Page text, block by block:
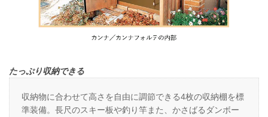
たっぷり収納できる
収納物に合わせて高さを自由に調節できる4枚の収納棚を標
準装備。長尺のスキー板や釣り竿また、かさばるダンボー